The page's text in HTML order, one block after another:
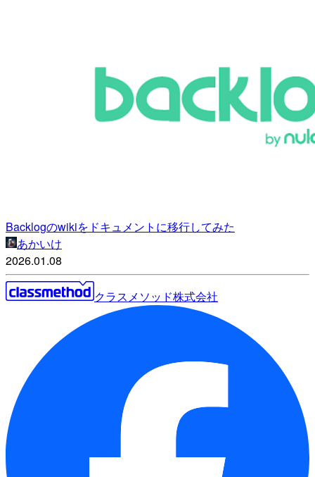
Backlogのwikiをドキュメントに移行してみた
あかいけ
2026.01.08
クラスメソッド株式会社